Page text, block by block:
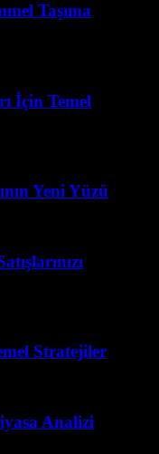
Taşıma
İçin Temel
Yeni Yüzü
Stratejiler
Analizi